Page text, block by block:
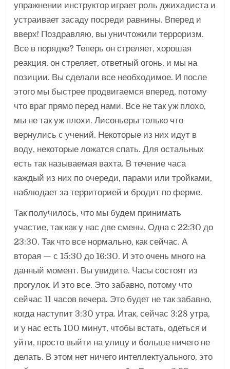
упражнении инструктор играет роль джихадиста и
устраивает засаду посреди равнины. Вперед и
вверх! Поздравляю, вы уничтожили терроризм.
Все в порядке? Теперь он стреляет, хорошая
реакция, он стреляет, ответный огонь, и мы на
позиции. Вы сделали все необходимое. И после
этого мы быстрее продвигаемся вперед, потому
что враг прямо перед нами. Все не так уж плохо,
мы не так уж плохи. Лисоньеры только что
вернулись с учений. Некоторые из них идут в
воду, некоторые ложатся спать. Для остальных
есть так называемая вахта. В течение часа
каждый из них по очереди, парами или тройками,
наблюдает за территорией и бродит по ферме.
Так получилось, что мы будем принимать
участие, так как у нас две смены. Одна с 22:30 до
23:30. Так что все нормально, как сейчас. А
вторая — с 15:30 до 16:30. И это очень много на
данный момент. Вы увидите. Часы состоят из
прогулок. И это все. Это забавно, потому что
сейчас 11 часов вечера. Это будет не так забавно,
когда наступит 3:30 утра. Итак, сейчас 3:28 утра,
и у нас есть 100 минут, чтобы встать, одеться и
уйти, просто выйти на улицу и больше ничего не
делать. В этом нет ничего интеллектуального, это